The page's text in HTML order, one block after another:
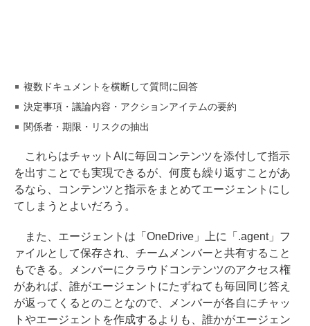
複数ドキュメントを横断して質問に回答
決定事項・議論内容・アクションアイテムの要約
関係者・期限・リスクの抽出
これらはチャットAIに毎回コンテンツを添付して指示
を出すことでも実現できるが、何度も繰り返すことがあ
るなら、コンテンツと指示をまとめてエージェントにし
てしまうとよいだろう。
また、エージェントは「OneDrive」上に「.agent」フ
ァイルとして保存され、チームメンバーと共有すること
もできる。メンバーにクラウドコンテンツのアクセス権
があれば、誰がエージェントにたずねても毎回同じ答え
が返ってくるとのことなので、メンバーが各自にチャッ
トやエージェントを作成するよりも、誰かがエージェン